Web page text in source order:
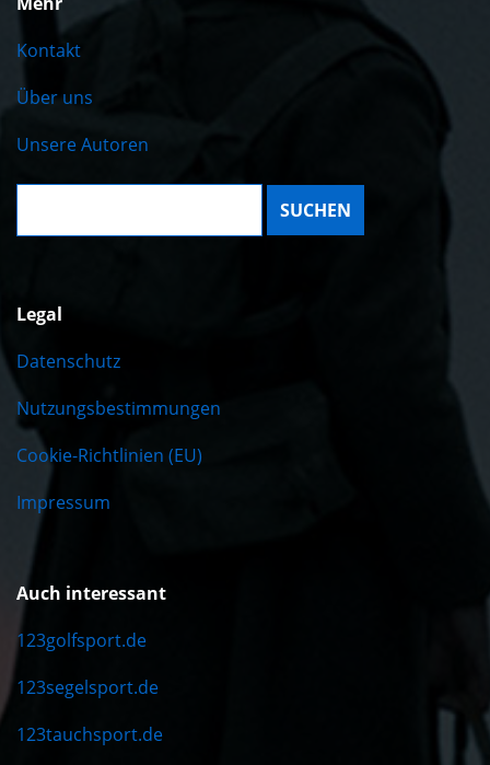
Kontakt
Über uns
Unsere Autoren
Suche:
Legal
Datenschutz
Nutzungsbestimmungen
Cookie-Richtlinien (EU)
Impressum
Auch interessant
123golfsport.de
123segelsport.de
123tauchsport.de